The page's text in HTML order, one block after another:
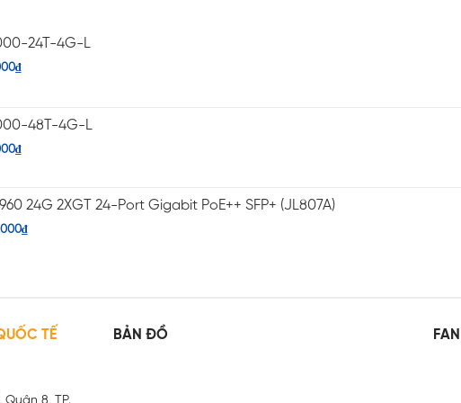
24T-4G-L
₫
48T-4G-L
₫
24G 2XGT 24-Port Gigabit PoE++ SFP+ (JL807A)
₫
TẾ
BẢN ĐỒ